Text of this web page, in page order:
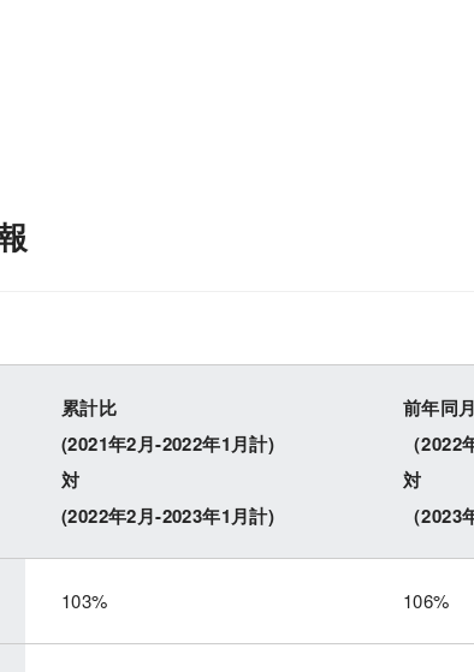
累計比
(2021年2月-2022年1月計)
対
(2022年2月-2023年1月計)
前年同
（2022
対
（2023
103% 106%